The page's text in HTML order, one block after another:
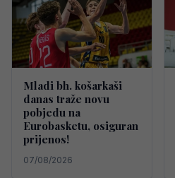
Mladi bh. košarkaši
danas traže novu
pobjedu na
Eurobasketu, osiguran
prijenos!
07/08/2026